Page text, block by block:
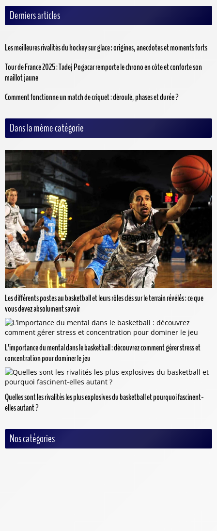
Derniers articles
Les meilleures rivalités du hockey sur glace : origines, anecdotes et moments forts
Tour de France 2025 : Tadej Pogacar remporte le chrono en côte et conforte son
maillot jaune
Comment fonctionne un match de criquet : déroulé, phases et durée ?
Dans la même catégorie
Les différents postes au basketball et leurs rôles clés sur le terrain révélés : ce que
vous devez absolument savoir
L’importance du mental dans le basketball : découvrez comment gérer stress et
concentration pour dominer le jeu
Quelles sont les rivalités les plus explosives du basketball et pourquoi fascinent-
elles autant ?
Nos catégories